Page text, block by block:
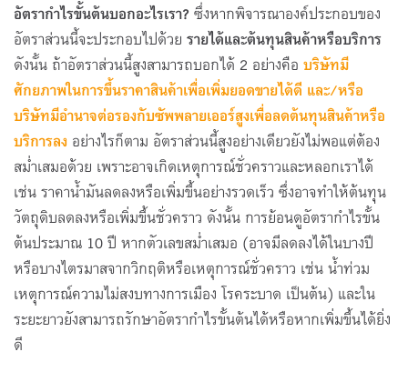
อัตรากำไรขั้นต้นบอกอะไรเรา?ซึ่งหากพิจารณาองค์ประกอบของ
อัตราส่วนนี้จะประกอบไปด้วย รายได้และต้นทุนสินค้าหรือบริการ
ดังนั้น ถ้าอัตราส่วนนี้สูงสามารถบอกได้ 2 อย่างคือ บริษัทมี
ศักยภาพในการขึ้นราคาสินค้าเพื่อเพิ่มยอดขายได้ดี และ/หรือ
บริษัทมีอำนาจต่อรองกับซัพพลายเออร์สูงเพื่อลดต้นทุนสินค้าหรือ
บริการลง อย่างไรก็ตาม อัตราส่วนนี้สูงอย่างเดียวยังไม่พอแต่ต้อง
สม่ำเสมอด้วย เพราะอาจเกิดเหตุการณ์ชั่วคราวและหลอกเราได้
เช่น ราคาน้ำมันลดลงหรือเพิ่มขึ้นอย่างรวดเร็ว ซึ่งอาจทำให้ต้นทุน
วัตถุดิบลดลงหรือเพิ่มขึ้นชั่วคราว ดังนั้น การย้อนดูอัตรากำไรขั้น
ต้นประมาณ 10 ปี หากตัวเลขสม่ำเสมอ (อาจมีลดลงได้ในบางปี
หรือบางไตรมาสจากวิกฤติหรือเหตุการณ์ชั่วคราว เช่น น้ำท่วม
เหตุการณ์ความไม่สงบทางการเมือง โรคระบาด เป็นต้น) และใน
ระยะยาวยังสามารถรักษาอัตรากำไรขั้นต้นได้หรือหากเพิ่มขึ้นได้ยิ่ง
ดี